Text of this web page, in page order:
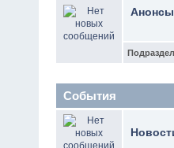
Анонсы
События